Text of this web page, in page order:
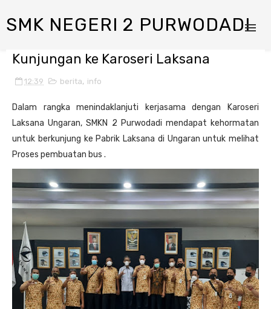
SMK NEGERI 2 PURWODADI
Kunjungan ke Karoseri Laksana
12:39 berita, info
Dalam rangka menindaklanjuti kerjasama dengan Karoseri
Laksana Ungaran, SMKN 2 Purwodadi mendapat kehormatan
untuk berkunjung ke Pabrik Laksana di Ungaran untuk melihat
Proses pembuatan bus .